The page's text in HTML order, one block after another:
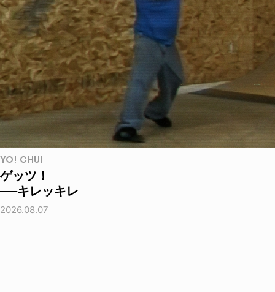
YO! CHUI
ゲッツ！
──キレッキレ
2026.08.07